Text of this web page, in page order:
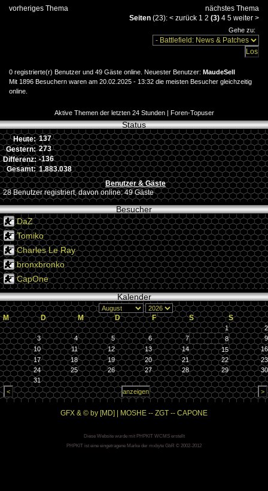
vorheriges Thema
nächstes Thema
Seiten (23): < zurück 1 2 (3) 4 5 weiter >
Gehe zu:
0 registrierte(r) Benutzer und 49 Gäste online. Neuester Benutzer: MaudeSell
Mit 1896 Besuchern waren am 20.02.2025 - 13:32 die meisten Besucher gleichzeitig
online.
Aktive Themen der letzten 24 Stunden| Foren-Topuser
Status
Heute: 137
Gestern: 273
Differenz: -136
Gesamt: 1.883.038
Benutzer & Gäste
28 Benutzer registriert, davon online: 49 Gäste
Besucher
DaZ
Tomiko
Charles Le Ray
bronxbronko
CapOne
Kalender
M D M D F S S
1
2
3
4 5 6 7 8
9
10
11 12 13 14 15
16
17
18 19 20 21 22
23
24
25 26 27 28 29
30
31
GFX & © by [MD] | MOSHE -- ZGT -- CAPONE
Diese Website wurde mit PHPKIT WCMS erstellt
PHPKIT ist eine eingetragene Marke der mxbyte GbR © 2002-2012